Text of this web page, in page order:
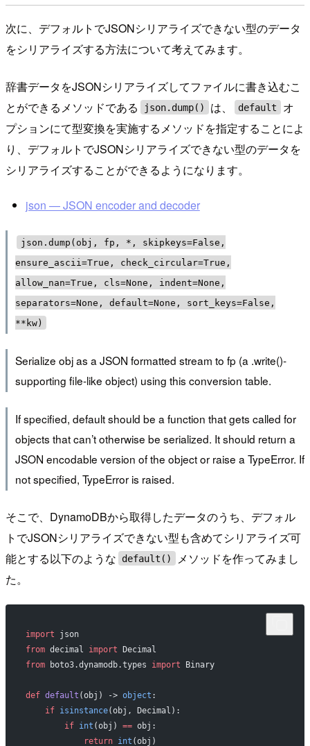
次に、デフォルトでJSONシリアライズできない型のデータ
をシリアライズする方法について考えてみます。
辞書データをJSONシリアライズしてファイルに書き込むこ
とができるメソッドである
json.dump() は、 default
オ
プションにて型変換を実施するメソッドを指定することによ
り、デフォルトでJSONシリアライズできない型のデータを
シリアライズすることができるようになります。
json — JSON encoder and decoder
json.dump(obj, fp, *, skipkeys=False,
ensure_ascii=True, check_circular=True,
allow_nan=True, cls=None, indent=None,
separators=None, default=None, sort_keys=False,
**kw)
Serialize obj as a JSON formatted stream to fp (a .write()-
supporting file-like object) using this conversion table.
If specified, default should be a function that gets called for
objects that can’t otherwise be serialized. It should return a
JSON encodable version of the object or raise a TypeError. If
not specified, TypeError is raised.
そこで、DynamoDBから取得したデータのうち、デフォル
トでJSONシリアライズできない型も含めてシリアライズ可
能とする以下のような
default()
メソッドを作ってみまし
た。
import json
from decimal import Decimal
from boto3.dynamodb.types import Binary
def default (obj) -> object :
    if
isinstance(obj, Decimal):
        if
int (obj) == obj:
            return
int (obj)